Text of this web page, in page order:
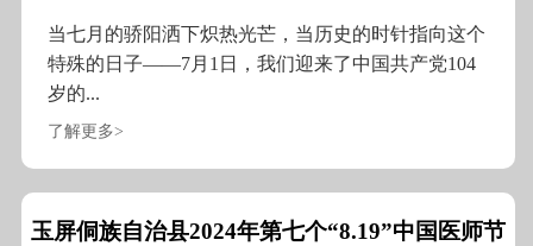
当七月的骄阳洒下炽热光芒，当历史的时针指向这个
特殊的日子——7月1日，我们迎来了中国共产党104
岁的...
了解更多>
玉屏侗族自治县2024年第七个“8.19”中国医师节